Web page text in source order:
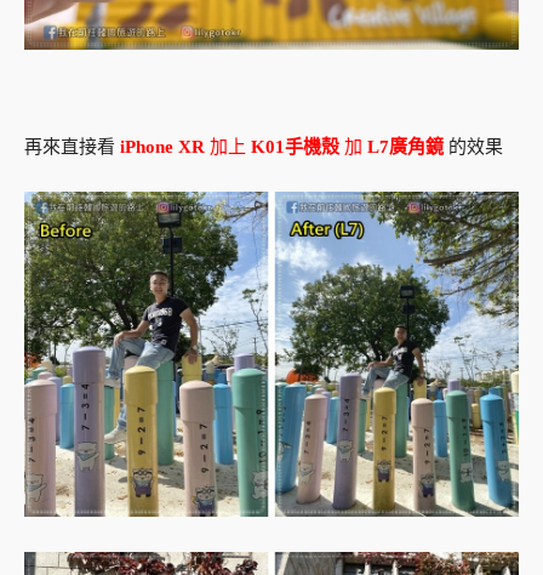
再來直接看 iPhone XR 加上 K01手機殼 加 L7廣角鏡 的效果